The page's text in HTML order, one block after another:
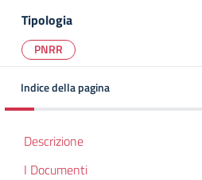
Tipologia
PNRR
Indice della pagina
Descrizione
I Documenti